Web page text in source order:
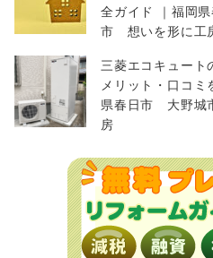
全ガイド ｜福岡
市 想いを形に工
三菱エコキュート
メリット・口コ
県春日市 大野
房